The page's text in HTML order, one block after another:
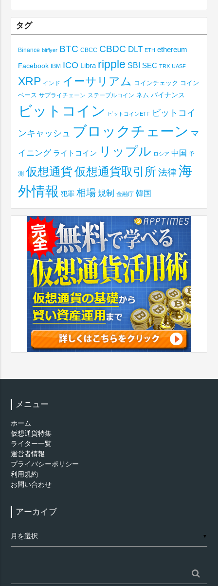
タグ
Binance bitflyer BTC CBCC CBDC DLT ETH ethereum
Facebook IBM ICO Libra ripple SBI SEC TRX UASF
XRP インド イーサリアム コインチェック コイン
ベース サプライチェーン ステーブルコイン ネム バイナンス
ビットコイン ビットコインETF ビットコイ
ンキャッシュ ブロックチェーン マ
イニング ライトコイン リップル ロシア 中国 予
測 仮想通貨仮想通貨取引所 法律 海
外情報 犯罪 相場 規制 金融庁 韓国
メニュー
ホーム
仮想通貨特集
ライター一覧
運営者情報
プライバシーポリシー
利用規約
お問い合わせ
アーカイブ
ー
▼
索: